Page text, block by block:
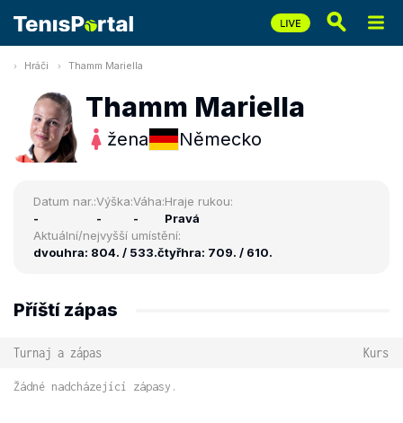
Hráči Thamm Mariella
Thamm Mariella
žena Německo
Datum nar.:
-
Výška:
-
Váha:
-
Hraje rukou:
Pravá
Aktuální/nejvyšší umístění:
dvouhra: 804. / 533.čtyřhra: 709. / 610.
Příští zápas
Turnaj a zápas Kurs
Žádné nadcházející zápasy.